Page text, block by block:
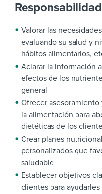
Valorar las
evaluando su salud y
hábitos alimentarios,
Aclarar la información
efectos de los
general
Ofrecer
la alimentación para
dietéticas de los
Crear planes
personalizados que
saludable
Establecer objetivos
clientes para